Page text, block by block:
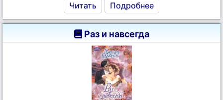
Читать Подробнее
Раз и навсегда